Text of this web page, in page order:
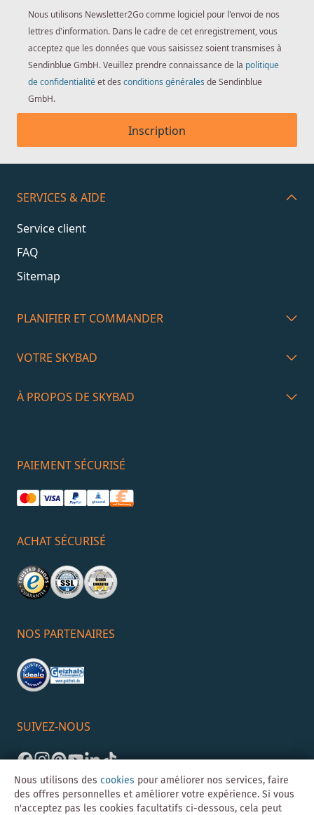
Nous utilisons Newsletter2Go comme logiciel pour l'envoi de nos
lettres d'information. Dans le cadre de cet enregistrement, vous
acceptez que les données que vous saisissez soient transmises à
Sendinblue GmbH. Veuillez prendre connaissance de la politique
de confidentialitéet des conditions générales de Sendinblue
GmbH.
Inscription
SERVICES & AIDE
Service client
FAQ
Sitemap
PLANIFIER ET COMMANDER
VOTRE SKYBAD
À PROPOS DE SKYBAD
PAIEMENT SÉCURISÉ
ACHAT SÉCURISÉ
NOS PARTENAIRES
SUIVEZ-NOUS
Nous utilisons des cookies pour améliorer nos services, faire
des offres personnelles et améliorer votre expérience. Si vous
n'acceptez pas les cookies facultatifs ci-dessous, cela peut